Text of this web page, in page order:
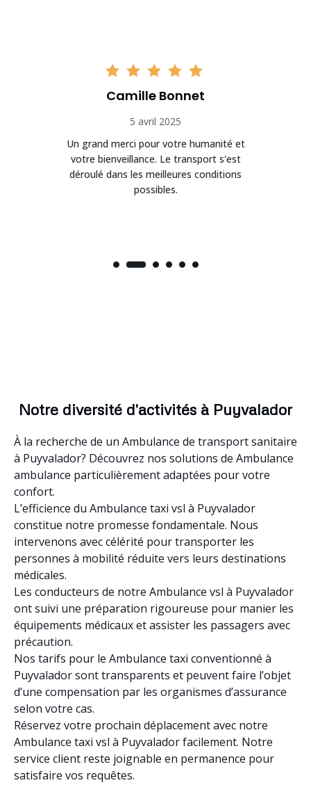
Camille Bonnet
5 avril 2025
Un grand merci pour votre humanité et
votre bienveillance. Le transport s'est
déroulé dans les meilleures conditions
possibles.
Notre diversité d'activités à Puyvalador
À la recherche de un Ambulance de transport sanitaire
à Puyvalador? Découvrez nos solutions de Ambulance
ambulance particulièrement adaptées pour votre
confort.
L’efficience du Ambulance taxi vsl à Puyvalador
constitue notre promesse fondamentale. Nous
intervenons avec célérité pour transporter les
personnes à mobilité réduite vers leurs destinations
médicales.
Les conducteurs de notre Ambulance vsl à Puyvalador
ont suivi une préparation rigoureuse pour manier les
équipements médicaux et assister les passagers avec
précaution.
Nos tarifs pour le Ambulance taxi conventionné à
Puyvalador sont transparents et peuvent faire l’objet
d’une compensation par les organismes d’assurance
selon votre cas.
Réservez votre prochain déplacement avec notre
Ambulance taxi vsl à Puyvalador facilement. Notre
service client reste joignable en permanence pour
satisfaire vos requêtes.